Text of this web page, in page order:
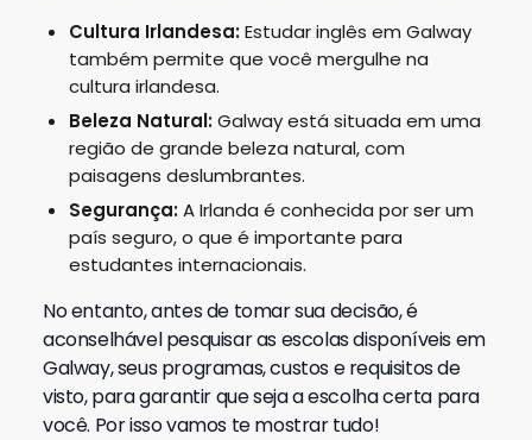
Cultura Irlandesa:Estudar inglês em Galway
também permite que você mergulhe na
cultura irlandesa.
Beleza Natural:Galway está situada em uma
região de grande beleza natural, com
paisagens deslumbrantes.
Segurança:A Irlanda é conhecida por ser um
país seguro, o que é importante para
estudantes internacionais.
No entanto, antes de tomar sua decisão, é
aconselhável pesquisar as escolas disponíveis em
Galway, seus programas, custos e requisitos de
visto, para garantir que seja a escolha certa para
você. Por isso vamos te mostrar tudo!